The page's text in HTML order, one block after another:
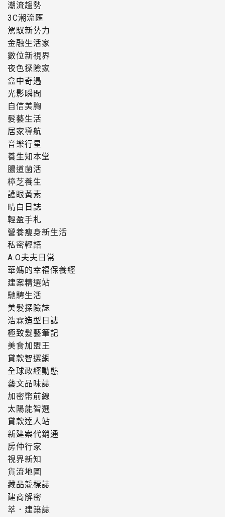
潮流趨勢
3C潮流匯
駕馭新勢力
金融生活家
數位新視界
夜色探險家
盒中奇遇
光影瞬間
自信美胸
髮藝生活
居家導航
音樂行星
養生知本堂
腸道菌活
樟芝養生
護眼黃素
晴白日誌
輕盈手札
營養瘦身新生活
私密輕語
A.O夫夫日常
華媽的幸福保養經
建案精選站
馳騁生活
美髮探險誌
浩霖造型日誌
極致髮藝筆記
美食加盟王
貸款智選網
全球政經動態
藝文品味誌
加密幣前線
太陽能智選
貸款達人站
新建案代銷通
房仲行家
視界新知
貨流地圖
藏品競標誌
建商解密
萃．建築誌